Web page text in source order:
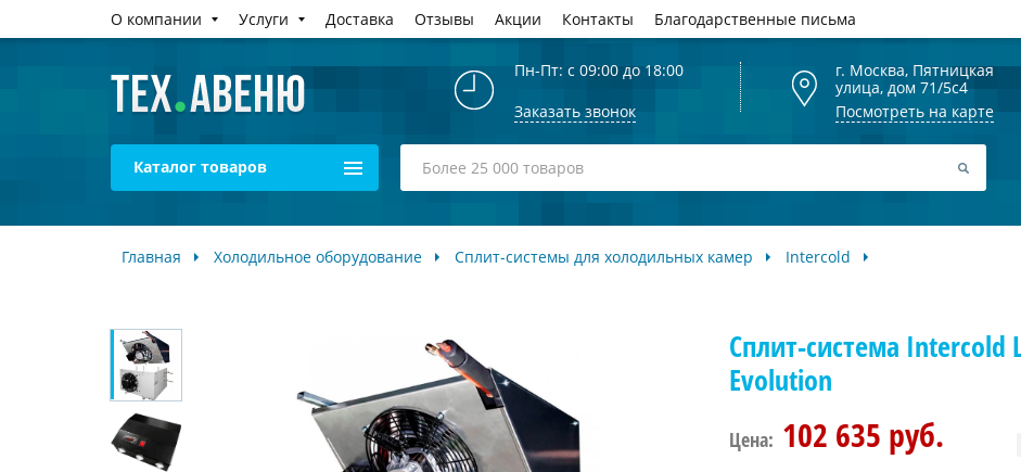
О компании Услуги Доставка Отзывы Акции Контакты Благодарственные письма
Пн-Пт: с 09:00 до 18:00
Заказать звонок
г. Москва, Пятницкая
улица, дом 71/5с4
Посмотреть на карте
Каталог товаров
Главная Холодильное оборудование Сплит-системы для холодильных камер Intercold
Сплит-система Intercold
Evolution
Цена: 102 635 руб.